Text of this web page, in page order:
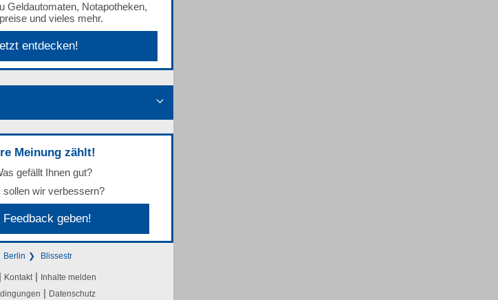
Geldautomaten, Notapotheken,
und vieles mehr.
entdecken!
Meinung zählt!
gefällt Ihnen gut?
sollen wir verbessern?
geben!
Berlin Blissestr
| Kontakt | Inhalte melden
| Datenschutz